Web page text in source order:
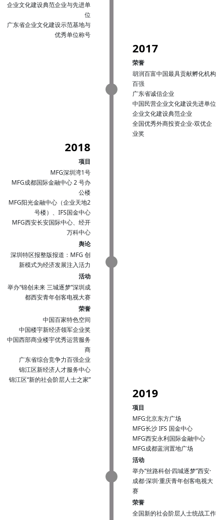
企业文化建设典范企业与先进单
位
广东省企业文化建设示范基地与
优秀单位称号
2017
荣誉
胡润百富中国最具贡献孵化机构
百强
广东省诚信企业
中国民营企业文化建设先进单位
企业文化建设典范企业
全国优秀外商投资企业-双优企
业奖
2018
项目
MFG深圳湾1号
MFG成都国际金融中心 2 号办
公楼
MFG阳光金融中心（企业天地2
号楼）、IFS国金中心
MFG西安长安国际中心、经开
万科中心
舆论
深圳特区报整版报道：MFG 创
新模式为经济发展注入活力
活动
举办“锦创未来 三城逐梦”深圳成
都西安青年创客电视大赛
荣誉
中国百家特色空间
中国楼宇新经济领军企业奖
中国西部商业楼宇优秀运营服务
商
广东省综合竞争力百强企业
锦江区新经济人才服务中心
锦江区“新的社会阶层人士之家”
2019
项目
MFG北京东方广场
MFG长沙 IFS 国金中心
MFG西安永利国际金融中心
MFG成都蓝润置地广场
活动
举办“丝路科创·四城逐梦”西安·
成都·深圳·重庆青年创客电视大
赛
荣誉
全国新的社会阶层人士统战工作